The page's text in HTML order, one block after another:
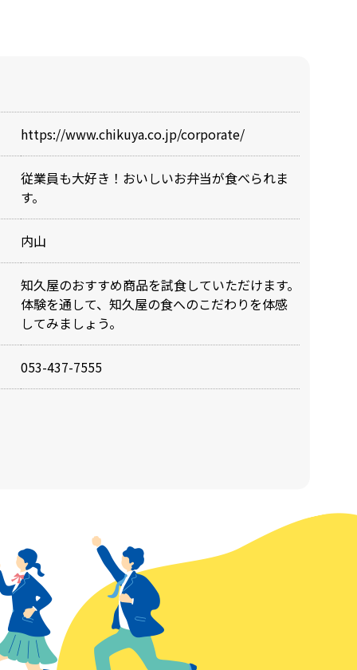
https://www.chikuya.co.jp/corporate/
従業員も大好き！おいしいお弁当が食べられま
す。
内山
知久屋のおすすめ商品を試食していただけます。
体験を通して、知久屋の食へのこだわりを体感
してみましょう。
053-437-7555